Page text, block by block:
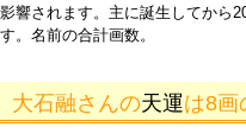
影響されます。主に誕生してから
す。名前の合計画数。
大石融さんの天運は8画